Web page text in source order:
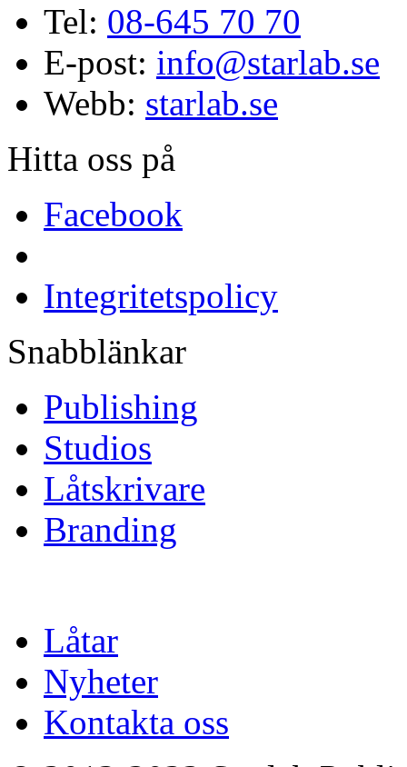
Tel: 08-645 70 70
E-post: info@starlab.se
Webb: starlab.se
Hitta oss på
Facebook
Integritetspolicy
Snabblänkar
Publishing
Studios
Låtskrivare
Branding
Låtar
Nyheter
Kontakta oss